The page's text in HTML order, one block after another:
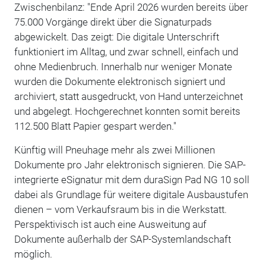
Zwischenbilanz: "Ende April 2026 wurden bereits über
75.000 Vorgänge direkt über die Signaturpads
abgewickelt. Das zeigt: Die digitale Unterschrift
funktioniert im Alltag, und zwar schnell, einfach und
ohne Medienbruch. Innerhalb nur weniger Monate
wurden die Dokumente elektronisch signiert und
archiviert, statt ausgedruckt, von Hand unterzeichnet
und abgelegt. Hochgerechnet konnten somit bereits
112.500 Blatt Papier gespart werden."
Künftig will Pneuhage mehr als zwei Millionen
Dokumente pro Jahr elektronisch signieren. Die SAP-
integrierte eSignatur mit dem duraSign Pad NG 10 soll
dabei als Grundlage für weitere digitale Ausbaustufen
dienen – vom Verkaufsraum bis in die Werkstatt.
Perspektivisch ist auch eine Ausweitung auf
Dokumente außerhalb der SAP-Systemlandschaft
möglich.